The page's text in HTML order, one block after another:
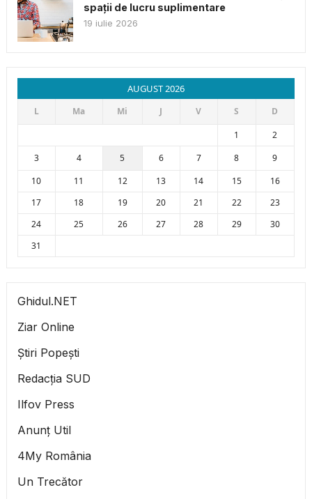
spații de lucru suplimentare
19 iulie 2026
AUGUST 2026
L Ma Mi J V S
D
1
2
3
4 5 6 7 8
9
10
11 12 13 14 15
16
17
18 19 20 21 22
23
24
25 26 27 28 29
30
31
Ghidul.NET
Ziar Online
Știri Popești
Redacția SUD
Ilfov Press
Anunț Util
4My România
Un Trecător